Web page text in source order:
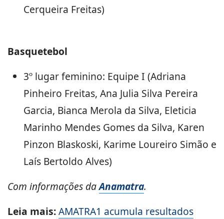
Cerqueira Freitas)
Basquetebol
3º lugar feminino: Equipe I (Adriana
Pinheiro Freitas, Ana Julia Silva Pereira
Garcia, Bianca Merola da Silva, Eleticia
Marinho Mendes Gomes da Silva, Karen
Pinzon Blaskoski, Karime Loureiro Simão e
Laís Bertoldo Alves)
Com informações daAnamatra.
Leia mais:AMATRA1 acumula resultados